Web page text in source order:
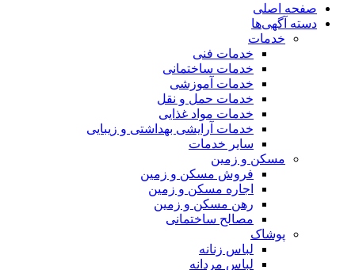
اصلی
آگهی‌ها
خدمات
خدمات فنی
خدمات ساختمانی
خدمات آموزشی
خدمات حمل و نقل
خدمات مواد غذایی
خدمات آرایشی بهداشتی و زیبایی
سایر خدمات
مسکن و زمین
فروش مسکن و زمین
اجاره مسکن و زمین
رهن مسکن و زمین
مصالح ساختمانی
پوشاک
لباس زنانه
لباس مردانه